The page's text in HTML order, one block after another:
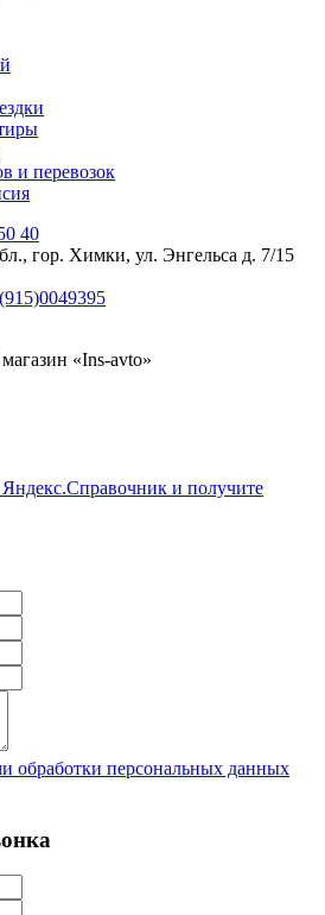
и перевозок
40
гор. Химки, ул. Энгельса д. 7/15
«Ins-avto»
Яндекс.Справочник и получите
обработки персональных данных